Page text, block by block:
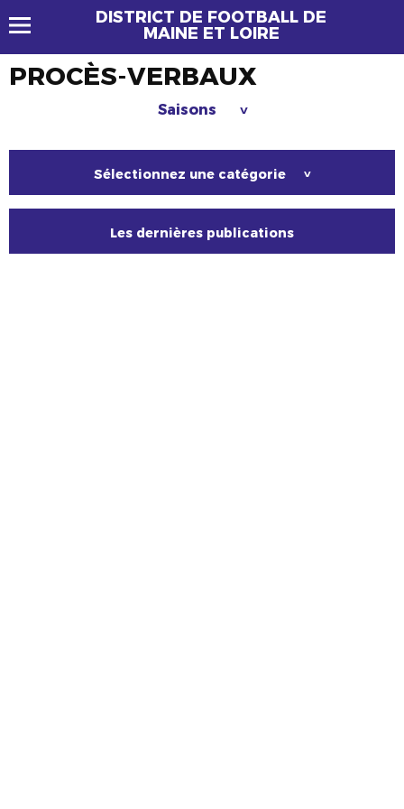
DISTRICT DE FOOTBALL DE
MAINE ET LOIRE
PROCÈS-VERBAUX
Saisons >
Sélectionnez une catégorie >
Les dernières publications